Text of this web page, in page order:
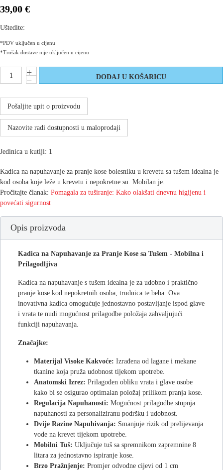
39,00 €
Uštedite:
*PDV uključen u cijenu
*Trošak dostave nije uključen u cijenu
Pošaljite upit o proizvodu
Nazovite radi dostupnosti u maloprodaji
Jedinica u kutiji: 1
Kadica na napuhavanje za pranje kose bolesniku u krevetu sa tušem idealna je
kod osoba koje leže u krevetu i nepokretne su. Mobilan je.
Pročitajte članak: Pomagala za tuširanje: Kako olakšati dnevnu higijenu i
povećati sigurnost
Opis proizvoda
Kadica na Napuhavanje za Pranje Kose sa Tušem - Mobilna i
Prilagodljiva
Kadica na napuhavanje s tušem idealna je za udobno i praktično
pranje kose kod nepokretnih osoba, trudnica te beba. Ova
inovativna kadica omogućuje jednostavno postavljanje ispod glave
i vrata te nudi mogućnost prilagodbe položaja zahvaljujući
funkciji napuhavanja.
Značajke:
Materijal Visoke Kakvoće: Izrađena od lagane i mekane
tkanine koja pruža udobnost tijekom upotrebe.
Anatomski Izrez: Prilagođen obliku vrata i glave osobe
kako bi se osigurao optimalan položaj prilikom pranja kose.
Regulacija Napuhanosti: Mogućnost prilagodbe stupnja
napuhanosti za personaliziranu podršku i udobnost.
Dvije Razine Napuhivanja: Smanjuje rizik od prelijevanja
vode na krevet tijekom upotrebe.
Mobilni Tuš: Uključuje tuš sa spremnikom zapremnine 8
litara za jednostavno ispiranje kose.
Brzo Pražnjenje: Promjer odvodne cijevi od 1 cm